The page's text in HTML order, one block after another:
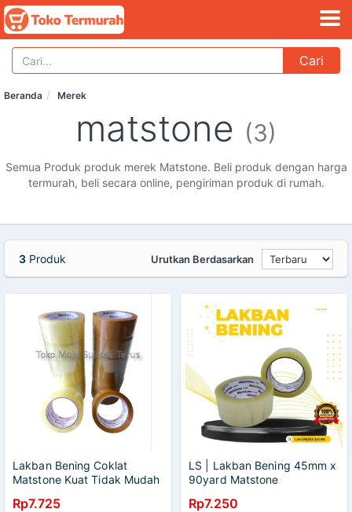
Cari
Beranda Merek
matstone (3)
Semua Produk produk merek Matstone. Beli produk dengan harga
termurah, beli secara online, pengiriman produk di rumah.
3 Produk Urutkan Berdasarkan
Lakban Bening Coklat
Matstone Kuat Tidak Mudah
Rp7.725
LS | Lakban Bening 45mm x
90yard Matstone
Rp7.250